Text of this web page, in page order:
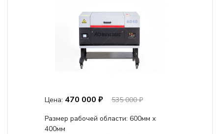
Цена: 470 000 ₽
535 000 ₽
Размер рабочей области: 600мм x
400мм